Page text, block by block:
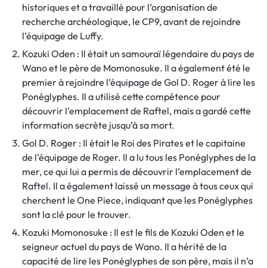
historiques et a travaillé pour l’organisation de
recherche archéologique, le CP9, avant de rejoindre
l’équipage de Luffy.
Kozuki Oden : Il était un samouraï légendaire du pays de
Wano et le père de Momonosuke. Il a également été le
premier à rejoindre l’équipage de Gol D. Roger à lire les
Ponéglyphes. Il a utilisé cette compétence pour
découvrir l’emplacement de Raftel, mais a gardé cette
information secrète jusqu’à sa mort.
Gol D. Roger : Il était le Roi des Pirates et le capitaine
de l’équipage de Roger. Il a lu tous les Ponéglyphes de la
mer, ce qui lui a permis de découvrir l’emplacement de
Raftel. Il a également laissé un message à tous ceux qui
cherchent le One Piece, indiquant que les Ponéglyphes
sont la clé pour le trouver.
Kozuki Momonosuke : Il est le fils de Kozuki Oden et le
seigneur actuel du pays de Wano. Il a hérité de la
capacité de lire les Ponéglyphes de son père, mais il n’a